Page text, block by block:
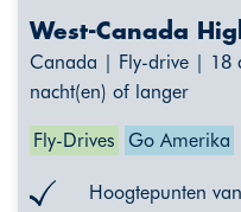
West-Canada
Canada | Fly-drive |
nacht(en) of langer
Fly-Drives Go Amerika
Hoogtepunten